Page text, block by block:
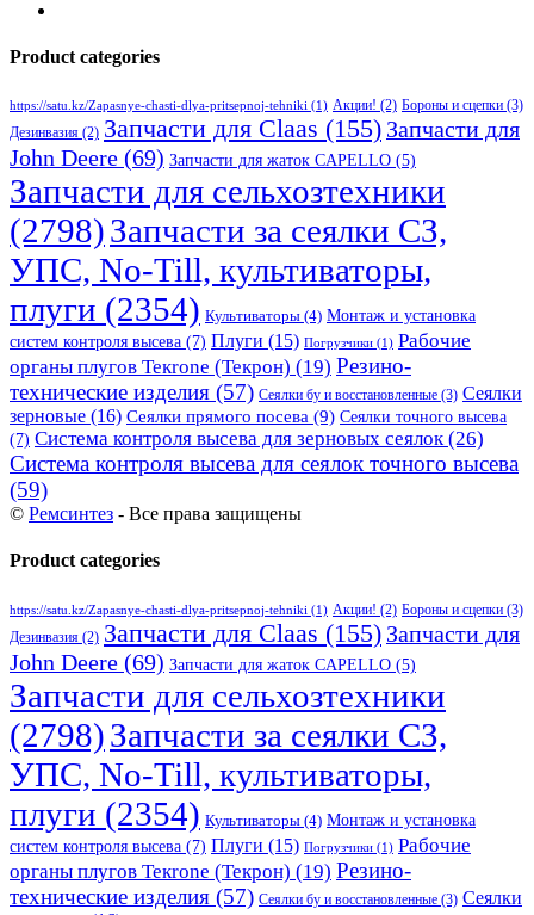
Product categories
https://satu.kz/Zapasnye-chasti-dlya-pritsepnoj-tehniki (1) Акции! (2) Бороны и сцепки (3)
Дезинвазия (2) Запчасти для Claas (155) Запчасти для
John Deere (69) Запчасти для жаток CAPELLO (5)
Запчасти для сельхозтехники
(2798)Запчасти за сеялки СЗ,
УПС, No-Till, культиваторы,
плуги (2354) Культиваторы (4) Монтаж и установка
систем контроля высева (7) Плуги (15) Погрузчики (1) Рабочие
органы плугов Текrоne (Текрон) (19) Резино-
технические изделия (57) Сеялки бу и восстановленные (3) Сеялки
зерновые (16) Сеялки прямого посева (9) Сеялки точного высева
(7) Система контроля высева для зерновых сеялок(26)
Система контроля высева для сеялок точного высева
(59)
© Ремсинтез - Все права защищены
Product categories
https://satu.kz/Zapasnye-chasti-dlya-pritsepnoj-tehniki (1) Акции! (2) Бороны и сцепки (3)
Дезинвазия (2) Запчасти для Claas (155) Запчасти для
John Deere (69) Запчасти для жаток CAPELLO (5)
Запчасти для сельхозтехники
(2798)Запчасти за сеялки СЗ,
УПС, No-Till, культиваторы,
плуги (2354) Культиваторы (4) Монтаж и установка
систем контроля высева (7) Плуги (15) Погрузчики (1) Рабочие
органы плугов Текrоne (Текрон) (19) Резино-
технические изделия (57) Сеялки бу и восстановленные (3) Сеялки